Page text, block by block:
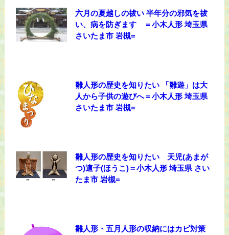
六月の夏越しの祓い 半年分の邪気を祓
い、病を防ぎます ＝小木人形 埼玉県
さいたま市 岩槻=
雛人形の歴史を知りたい 「雛遊」は大
人から子供の遊びへ＝小木人形 埼玉県
さいたま市 岩槻=
雛人形の歴史を知りたい 天児(あまが
つ)這子(ほうこ)＝小木人形 埼玉県 さい
たま市 岩槻=
雛人形・五月人形の収納にはカビ対策